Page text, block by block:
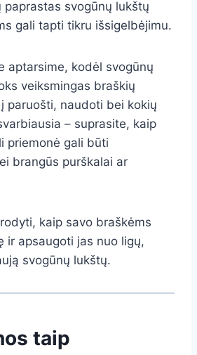
paprastas svogūnų lukštų
gali tapti tikru išsigelbėjimu.
aptarsime, kodėl svogūnų
veiksmingas braškių
paruošti, naudoti bei kokių
– suprasite, kaip
priemonė gali būti
brangūs purškalai ar
kaip savo braškėms
ir apsaugoti jas nuo ligų,
svogūnų lukštų.
taip